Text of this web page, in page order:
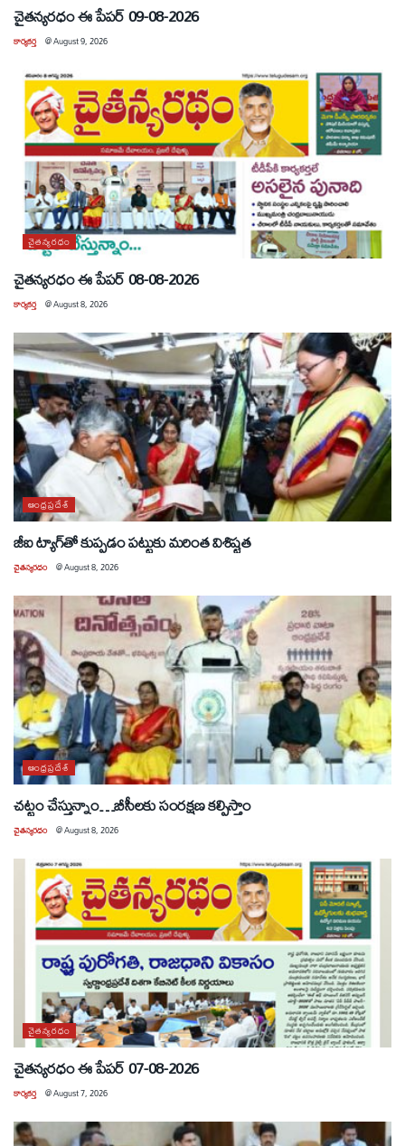
చైతన్యరధం ఈ పేపర్ 09-08-2026
కార్యకర్త @August 9, 2026
చైతన్యరధం
చైతన్యరధం ఈ పేపర్ 08-08-2026
కార్యకర్త @August 8, 2026
ఆంధ్రప్రదేశ్
జీఐ ట్యాగ్‌తో కుప్పడం పట్టుకు మరింత విశిష్టత
చైతన్యరధం @August 8, 2026
ఆంధ్రప్రదేశ్
చట్టం చేస్తున్నాం…బీసీలకు సంరక్షణ కల్పిస్తాం
చైతన్యరధం @August 8, 2026
చైతన్యరధం
చైతన్యరధం ఈ పేపర్ 07-08-2026
కార్యకర్త @August 7, 2026